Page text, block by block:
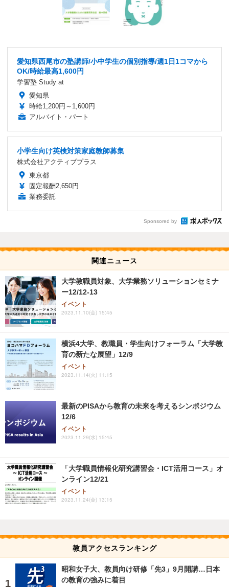
愛知県西尾市の塾講師/小中学生の個別指導/週1日1コマから
OK/時給最高1,600円
学習塾 Study at
愛知県
時給1,200円～1,600円
アルバイト・パート
小学生向け英検対策家庭教師募集
株式会社アクティブプラス
東京都
固定報酬2,650円
業務委託
Sponsored by
関連ニュース
大学教職員対象、大学業務ソリューションセミナ
ー12/12-13
イベント
2023.11.10(金) 15:45
横浜4大学、教職員・学生向けフォーラム「大学教
育の新たな展望」12/9
イベント
2023.11.14(火) 11:15
最新のPISAから教育の未来を考えるシンポジウム
12/6
イベント
2023.11.29(水) 15:45
「大学職員情報化研究講習会・ICT活用コース」オ
ンライン12/21
イベント
2023.11.24(金) 13:15
教員アクセスランキング
昭和女子大、教員向け研修「先3」9月開講…日本
の教育の強みに着目